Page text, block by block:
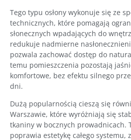
Tego typu osłony wykonuje się ze
technicznych, które pomagają
słonecznych wpadających do
redukuje nadmierne
pozwala zachować dostęp do
temu pomieszczenia pozostają
komfortowe, bez efektu silnego
dni.
Dużą popularnością cieszą się
Warszawie, które wyróżniają się
tkaniny w bocznych prowadnicach.
poprawia estetykę całego systemu,